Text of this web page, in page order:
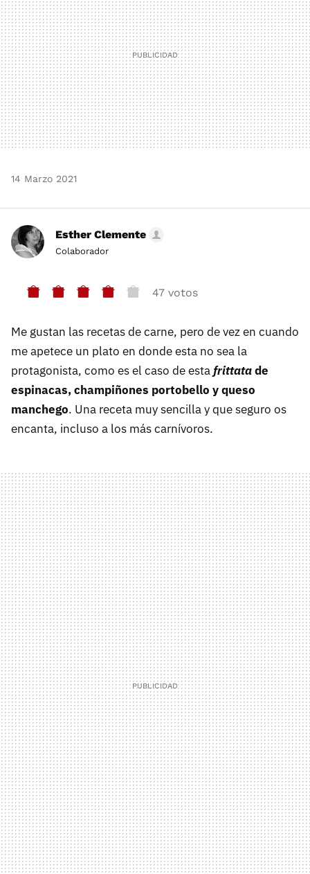
14 Marzo 2021
Esther Clemente
Colaborador
47 votos
Me gustan las recetas de carne, pero de vez en cuando
me apetece un plato en donde esta no sea la
protagonista, como es el caso de estafrittatade
espinacas, champiñones portobello y queso
manchego. Una receta muy sencilla y que seguro os
encanta, incluso a los más carnívoros.